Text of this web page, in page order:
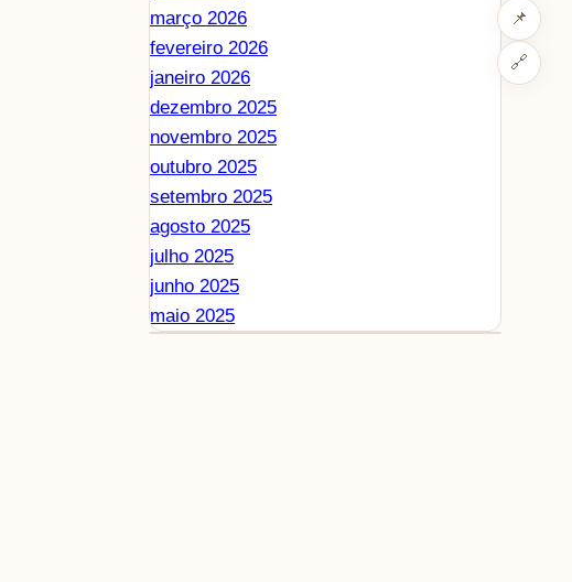
📌
🔗
março 2026
fevereiro 2026
janeiro 2026
dezembro 2025
novembro 2025
outubro 2025
setembro 2025
agosto 2025
julho 2025
junho 2025
maio 2025